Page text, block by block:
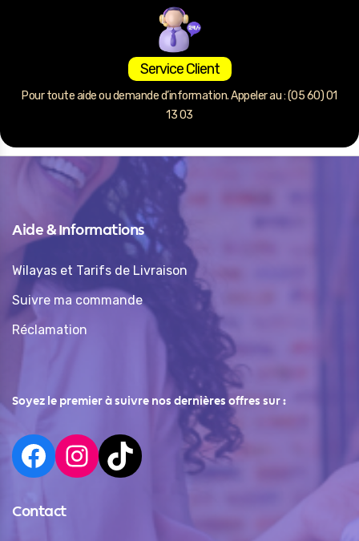
Service Client
Pour toute aide ou demande d’information. Appeler au : (05 60) 01
13 03
Aide & Informations
Wilayas et Tarifs de Livraison
Suivre ma commande
Réclamation
Soyez le premier à suivre nos dernières offres sur :
Contact